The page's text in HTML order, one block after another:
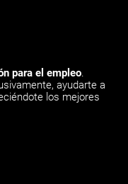
para el empleo.
ayudarte a
los mejores